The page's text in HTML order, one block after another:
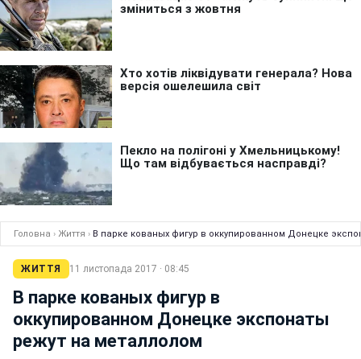
Головна › Життя › В парке кованых фигур в оккупированном Донецке
ЖИТТЯ 11 листопада 2017 · 08:45
В парке кованых фигур в
оккупированном Донецке экспонаты
режут на металлолом